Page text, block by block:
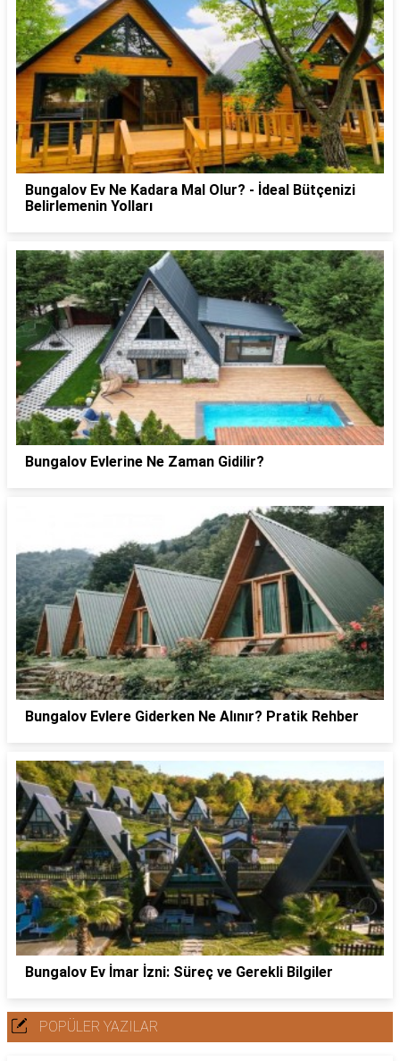
Bungalov Ev Ne Kadara Mal Olur? - İdeal Bütçenizi
Belirlemenin Yolları
Bungalov Evlerine Ne Zaman Gidilir?
Bungalov Evlere Giderken Ne Alınır? Pratik Rehber
Bungalov Ev İmar İzni: Süreç ve Gerekli Bilgiler
POPÜLER YAZILAR